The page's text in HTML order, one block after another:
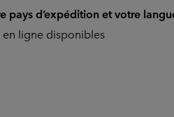
pays d’expédition et votre
ligne disponibles